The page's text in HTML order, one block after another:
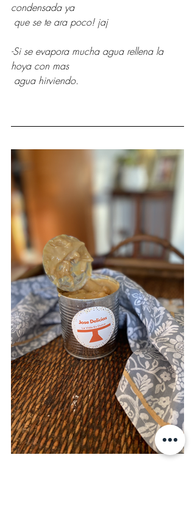
condensada ya
que se te ara poco! jaj
-Si se evapora mucha agua rellena la
hoya con mas
agua hirviendo.